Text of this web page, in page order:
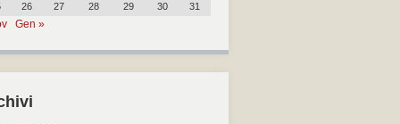
26 27 28 29 30 31
Gen »